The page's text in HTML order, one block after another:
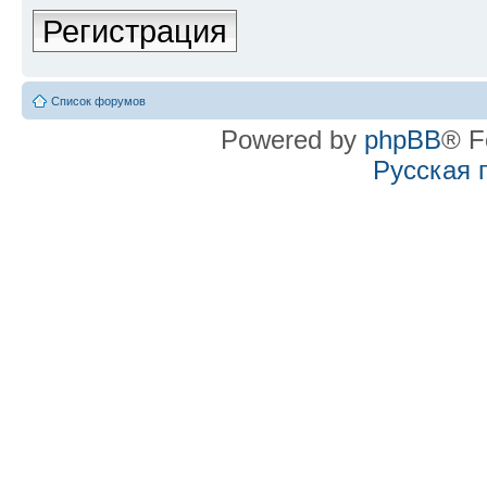
Регистрация
Список форумов
Powered by phpBB®
Русская